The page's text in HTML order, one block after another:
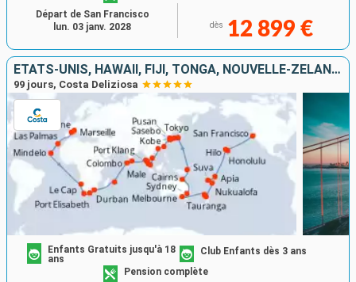
dès 12 899 €
Départ de San Francisco
lun. 03 janv. 2028
ÉTATS-UNIS, HAWAII, FIJI, TONGA, NOUVELLE-ZÉLANDE, AUSTRALIE, JAPON, CORÉE DU SUD, TAÏWAN, CHINE, SINGAPOUR, MALAISIE, THAÏLANDE, SRI LANKA, AFRIQUE DU SUD
99 jours, Costa Deliziosa
Enfants Gratuits jusqu'à 18
ans
Club Enfants dès 3 ans
Pension complète